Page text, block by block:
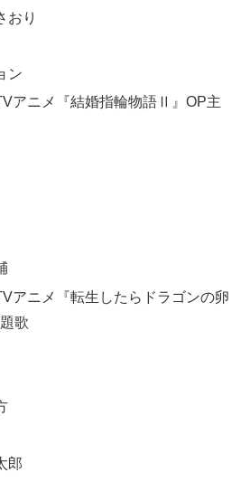
おり
ン
アニメ『結婚指輪物語Ⅱ』OP主
アニメ『転生したらドラゴンの卵
歌
郎